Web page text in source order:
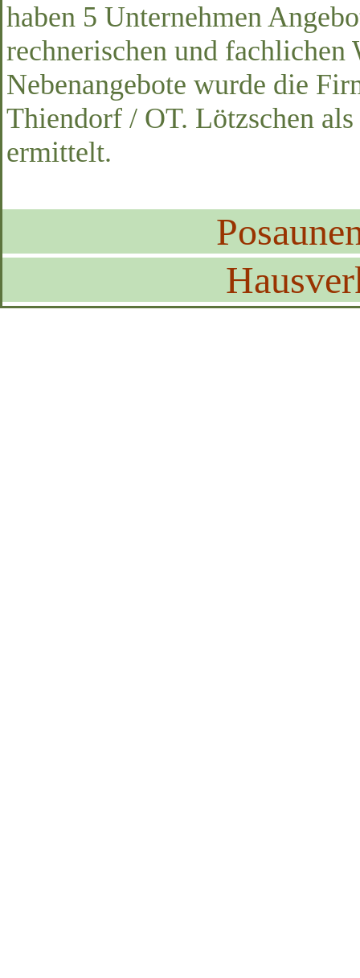
haben 5 Unternehmen
rechnerischen und fachlichen
Nebenangebote wurde die
Thiendorf / OT. Lötzschen
ermittelt.